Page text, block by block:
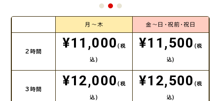
月～木 金～日・祝前・祝日
2時間
¥11,000(税
込)
¥11,500 (税
込)
3時間
¥12,000(税
込)
¥12,500 (税
込)